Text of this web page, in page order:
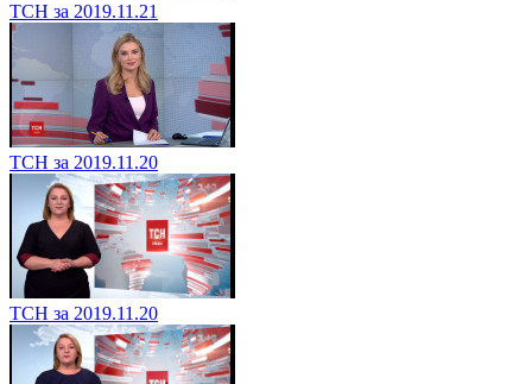
ТСН за 2019.11.21
ТСН за 2019.11.20
ТСН за 2019.11.20